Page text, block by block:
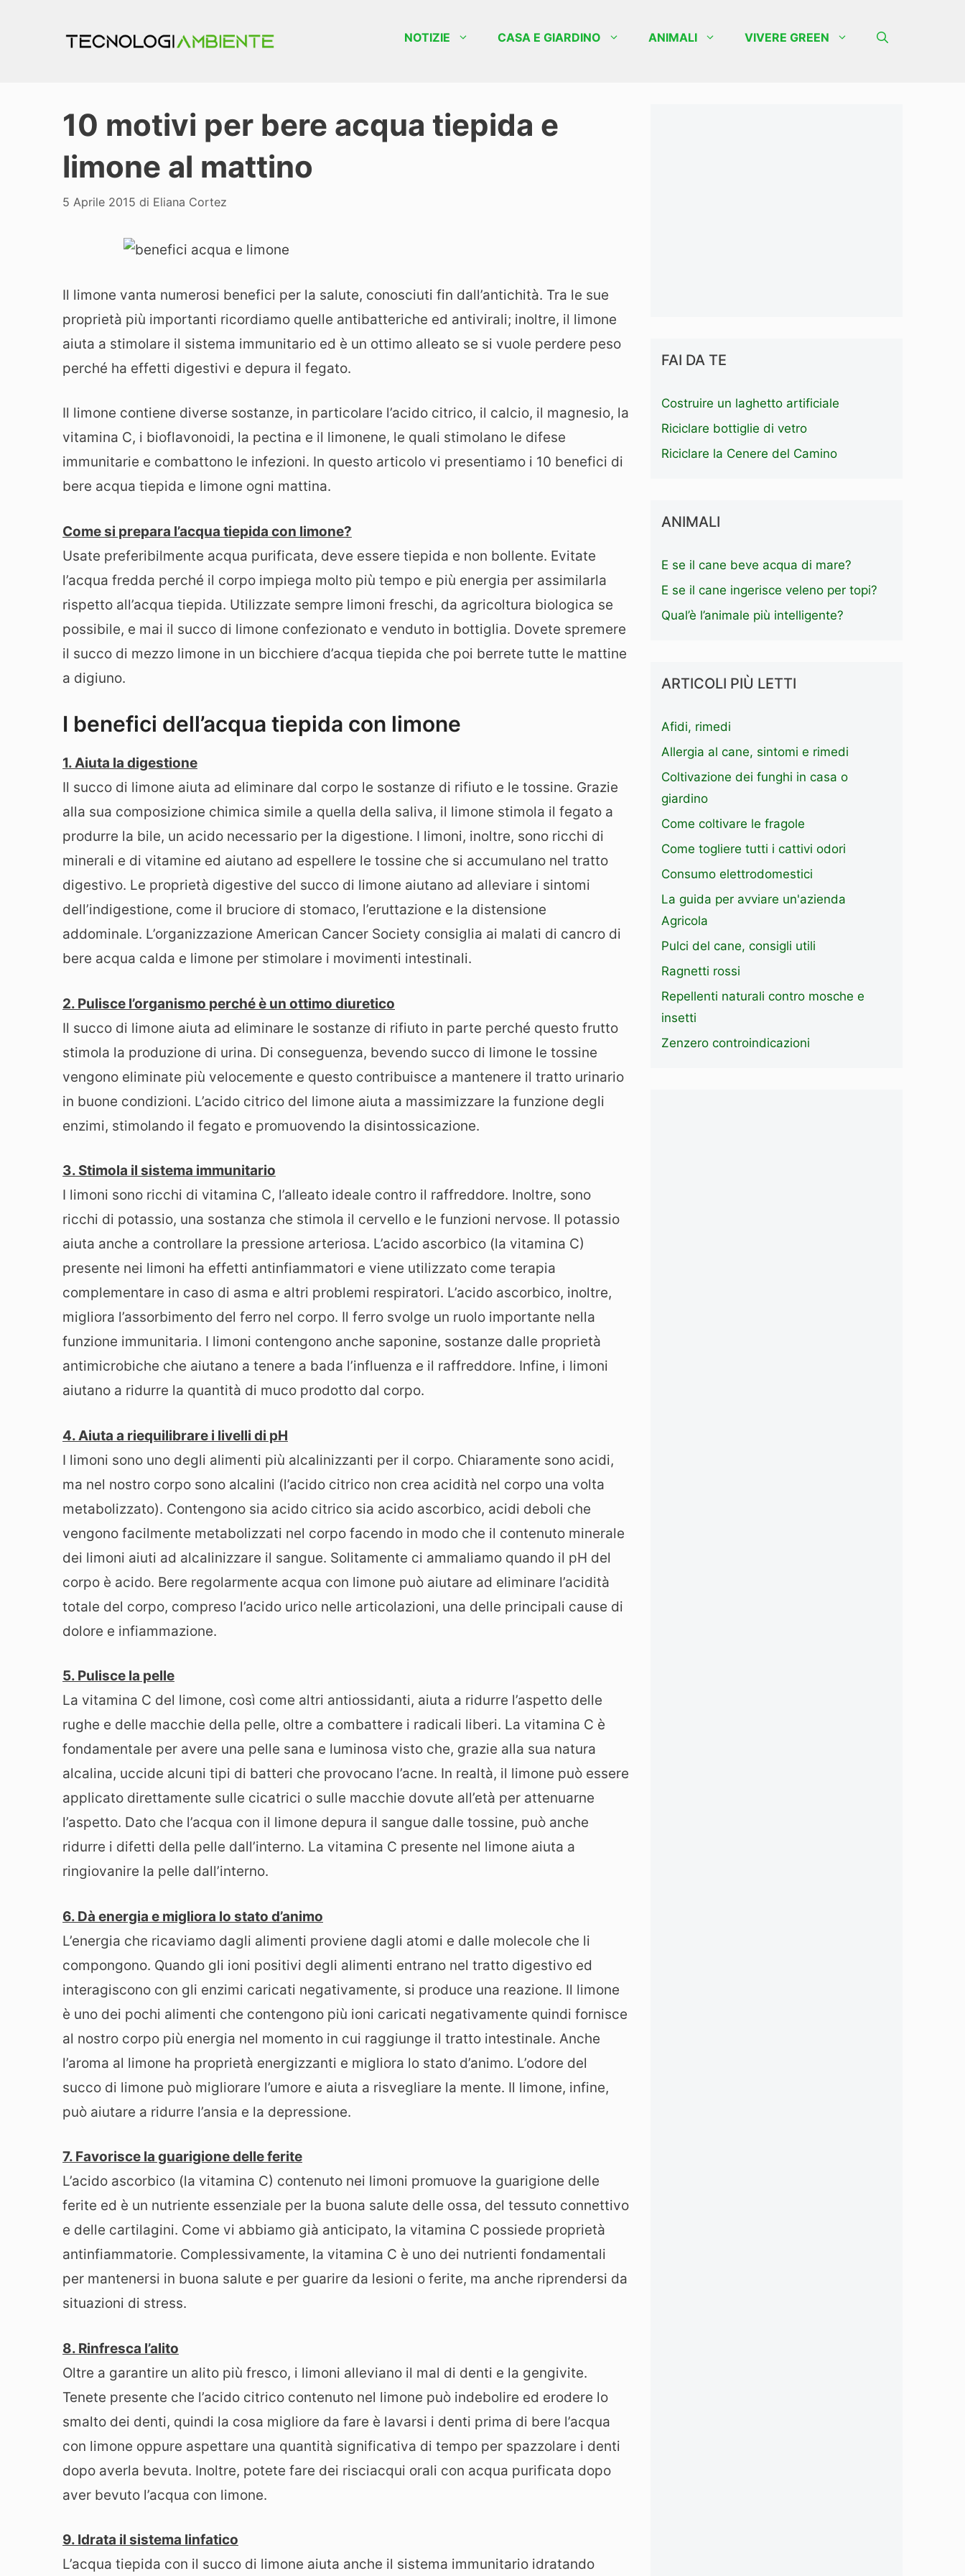
NOTIZIE CASA E GIARDINO ANIMALI VIVERE GREEN
10 motivi per bere acqua tiepida e
limone al mattino
5 Aprile 2015 di Eliana Cortez
Il limone vanta numerosi benefici per la salute, conosciuti fin dall’antichità. Tra le sue
proprietà più importanti ricordiamo quelle antibatteriche ed antivirali; inoltre, il limone
aiuta a stimolare il sistema immunitario ed è un ottimo alleato se si vuole perdere peso
perché ha effetti digestivi e depura il fegato.
Il limone contiene diverse sostanze, in particolare l’acido citrico, il calcio, il magnesio, la
vitamina C, i bioflavonoidi, la pectina e il limonene, le quali stimolano le difese
immunitarie e combattono le infezioni. In questo articolo vi presentiamo i 10 benefici di
bere acqua tiepida e limone ogni mattina.
Come si prepara l’acqua tiepida con limone?
Usate preferibilmente acqua purificata, deve essere tiepida e non bollente. Evitate
l’acqua fredda perché il corpo impiega molto più tempo e più energia per assimilarla
rispetto all’acqua tiepida. Utilizzate sempre limoni freschi, da agricoltura biologica se
possibile, e mai il succo di limone confezionato e venduto in bottiglia. Dovete spremere
il succo di mezzo limone in un bicchiere d’acqua tiepida che poi berrete tutte le mattine
a digiuno.
I benefici dell’acqua tiepida con limone
1. Aiuta la digestione
Il succo di limone aiuta ad eliminare dal corpo le sostanze di rifiuto e le tossine. Grazie
alla sua composizione chimica simile a quella della saliva, il limone stimola il fegato a
produrre la bile, un acido necessario per la digestione. I limoni, inoltre, sono ricchi di
minerali e di vitamine ed aiutano ad espellere le tossine che si accumulano nel tratto
digestivo. Le proprietà digestive del succo di limone aiutano ad alleviare i sintomi
dell’indigestione, come il bruciore di stomaco, l’eruttazione e la distensione
addominale. L’organizzazione American Cancer Society consiglia ai malati di cancro di
bere acqua calda e limone per stimolare i movimenti intestinali.
2. Pulisce l’organismo perché è un ottimo diuretico
Il succo di limone aiuta ad eliminare le sostanze di rifiuto in parte perché questo frutto
stimola la produzione di urina. Di conseguenza, bevendo succo di limone le tossine
vengono eliminate più velocemente e questo contribuisce a mantenere il tratto urinario
in buone condizioni. L’acido citrico del limone aiuta a massimizzare la funzione degli
enzimi, stimolando il fegato e promuovendo la disintossicazione.
3. Stimola il sistema immunitario
I limoni sono ricchi di vitamina C, l’alleato ideale contro il raffreddore. Inoltre, sono
ricchi di potassio, una sostanza che stimola il cervello e le funzioni nervose. Il potassio
aiuta anche a controllare la pressione arteriosa. L’acido ascorbico (la vitamina C)
presente nei limoni ha effetti antinfiammatori e viene utilizzato come terapia
complementare in caso di asma e altri problemi respiratori. L’acido ascorbico, inoltre,
migliora l’assorbimento del ferro nel corpo. Il ferro svolge un ruolo importante nella
funzione immunitaria. I limoni contengono anche saponine, sostanze dalle proprietà
antimicrobiche che aiutano a tenere a bada l’influenza e il raffreddore. Infine, i limoni
aiutano a ridurre la quantità di muco prodotto dal corpo.
4. Aiuta a riequilibrare i livelli di pH
I limoni sono uno degli alimenti più alcalinizzanti per il corpo. Chiaramente sono acidi,
ma nel nostro corpo sono alcalini (l’acido citrico non crea acidità nel corpo una volta
metabolizzato). Contengono sia acido citrico sia acido ascorbico, acidi deboli che
vengono facilmente metabolizzati nel corpo facendo in modo che il contenuto minerale
dei limoni aiuti ad alcalinizzare il sangue. Solitamente ci ammaliamo quando il pH del
corpo è acido. Bere regolarmente acqua con limone può aiutare ad eliminare l’acidità
totale del corpo, compreso l’acido urico nelle articolazioni, una delle principali cause di
dolore e infiammazione.
5. Pulisce la pelle
La vitamina C del limone, così come altri antiossidanti, aiuta a ridurre l’aspetto delle
rughe e delle macchie della pelle, oltre a combattere i radicali liberi. La vitamina C è
fondamentale per avere una pelle sana e luminosa visto che, grazie alla sua natura
alcalina, uccide alcuni tipi di batteri che provocano l’acne. In realtà, il limone può essere
applicato direttamente sulle cicatrici o sulle macchie dovute all’età per attenuarne
l’aspetto. Dato che l’acqua con il limone depura il sangue dalle tossine, può anche
ridurre i difetti della pelle dall’interno. La vitamina C presente nel limone aiuta a
ringiovanire la pelle dall’interno.
6. Dà energia e migliora lo stato d’animo
L’energia che ricaviamo dagli alimenti proviene dagli atomi e dalle molecole che li
compongono. Quando gli ioni positivi degli alimenti entrano nel tratto digestivo ed
interagiscono con gli enzimi caricati negativamente, si produce una reazione. Il limone
è uno dei pochi alimenti che contengono più ioni caricati negativamente quindi fornisce
al nostro corpo più energia nel momento in cui raggiunge il tratto intestinale. Anche
l’aroma al limone ha proprietà energizzanti e migliora lo stato d’animo. L’odore del
succo di limone può migliorare l’umore e aiuta a risvegliare la mente. Il limone, infine,
può aiutare a ridurre l’ansia e la depressione.
7. Favorisce la guarigione delle ferite
L’acido ascorbico (la vitamina C) contenuto nei limoni promuove la guarigione delle
ferite ed è un nutriente essenziale per la buona salute delle ossa, del tessuto connettivo
e delle cartilagini. Come vi abbiamo già anticipato, la vitamina C possiede proprietà
antinfiammatorie. Complessivamente, la vitamina C è uno dei nutrienti fondamentali
per mantenersi in buona salute e per guarire da lesioni o ferite, ma anche riprendersi da
situazioni di stress.
8. Rinfresca l’alito
Oltre a garantire un alito più fresco, i limoni alleviano il mal di denti e la gengivite.
Tenete presente che l’acido citrico contenuto nel limone può indebolire ed erodere lo
smalto dei denti, quindi la cosa migliore da fare è lavarsi i denti prima di bere l’acqua
con limone oppure aspettare una quantità significativa di tempo per spazzolare i denti
dopo averla bevuta. Inoltre, potete fare dei risciacqui orali con acqua purificata dopo
aver bevuto l’acqua con limone.
9. Idrata il sistema linfatico
L’acqua tiepida con il succo di limone aiuta anche il sistema immunitario idratando
FAI DA TE
Costruire un laghetto artificiale
Riciclare bottiglie di vetro
Riciclare la Cenere del Camino
ANIMALI
E se il cane beve acqua di mare?
E se il cane ingerisce veleno per topi?
Qual’è l’animale più intelligente?
ARTICOLI PIÙ LETTI
Afidi, rimedi
Allergia al cane, sintomi e rimedi
Coltivazione dei funghi in casa o
giardino
Come coltivare le fragole
Come togliere tutti i cattivi odori
Consumo elettrodomestici
La guida per avviare un'azienda
Agricola
Pulci del cane, consigli utili
Ragnetti rossi
Repellenti naturali contro mosche e
insetti
Zenzero controindicazioni